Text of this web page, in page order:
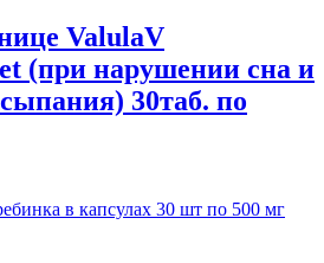
ValulaV
(при нарушении сна и
30таб. по